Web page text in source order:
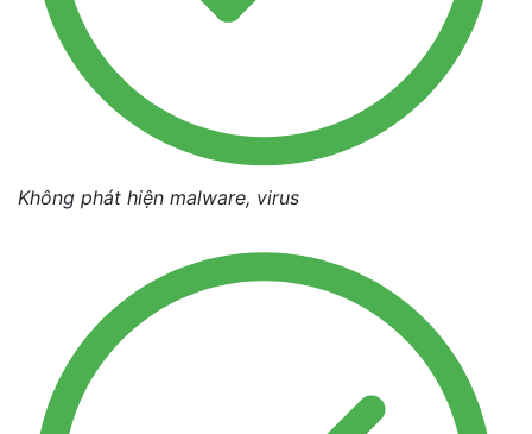
Không phát hiện malware, virus